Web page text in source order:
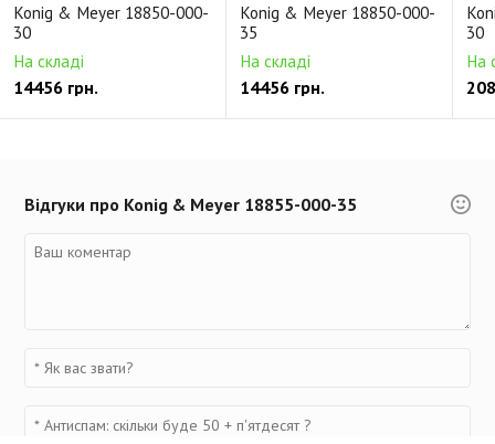
Konig & Meyer 18850-000-
30
На складі
14456 грн.
Konig & Meyer 18850-000-
35
На складі
14456 грн.
30
На
Відгуки про Konig & Meyer 18855-000-35